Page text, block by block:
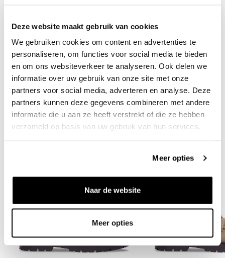
Deze website maakt gebruik van cookies
We gebruiken cookies om content en advertenties te
personaliseren, om functies voor social media te bieden
en om ons websiteverkeer te analyseren. Ook delen we
informatie over uw gebruik van onze site met onze
partners voor social media, adverteren en analyse. Deze
partners kunnen deze gegevens combineren met andere
informatie die u aan ze heeft verstrekt of die ze hebben
verzameld op basis van uw gebruik van hun services.
Meer opties
Naar de website
Meer opties
Need help?We're glad to help
info@bruut.nl Live chat Whatsapp
About this product
Shipment and returns